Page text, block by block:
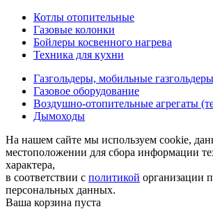
Котлы отопительные
Газовые колонки
Бойлеры косвенного нагрева
Техника для кухни
Газгольдеры, мобильные газгольдеры
Газовое оборудование
Воздушно-отопительные агрегаты
Дымоходы
На нашем сайте мы используем cookie,
местоположении для сбора информации
характера,
в соответствии с политикой организации
персональных данных.
Ваша корзина пуста